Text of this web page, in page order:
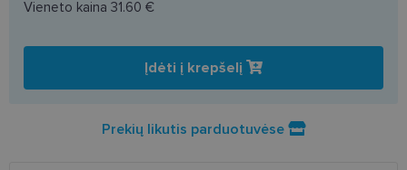
Vieneto kaina 31.60 €
Įdėti į krepšelį
Prekių likutis parduotuvėse